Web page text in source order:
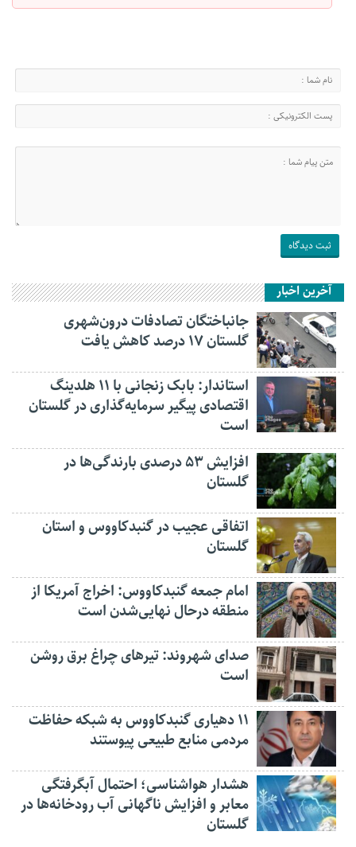
آخرین اخبار
جانباختگان تصادفات درون‌شهری
گلستان ۱۷ درصد کاهش یافت
استاندار: بابک زنجانی با ۱۱ هلدینگ
اقتصادی پیگیر سرمایه‌گذاری در گلستان
است
افزایش ۵۳ درصدی بارندگی‌ها در
گلستان
اتفاقی عجیب در‌ گنبدکاووس و استان
گلستان
امام جمعه گنبدکاووس: اخراج آمریکا از
منطقه درحال نهایی‌شدن است
صدای شهروند: تیرهای چراغ برق روشن
است
۱۱ دهیاری گنبدکاووس به شبکه حفاظت
مردمی منابع طبیعی پیوستند
هشدار هواشناسی؛ احتمال آبگرفتگی
معابر و افزایش ناگهانی آب رودخانه‌ها در
گلستان